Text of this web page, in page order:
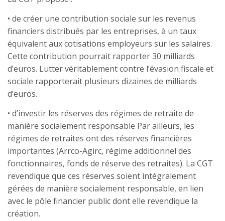
• de créer une contribution sociale sur les revenus
financiers distribués par les entreprises, à un taux
équivalent aux cotisations employeurs sur les salaires.
Cette contribution pourrait rapporter 30 milliards
d’euros. Lutter véritablement contre l’évasion fiscale et
sociale rapporterait plusieurs dizaines de milliards
d’euros.
• d’investir les réserves des régimes de retraite de
manière socialement responsable Par ailleurs, les
régimes de retraites ont des réserves financières
importantes (Arrco-Agirc, régime additionnel des
fonctionnaires, fonds de réserve des retraites). La CGT
revendique que ces réserves soient intégralement
gérées de manière socialement responsable, en lien
avec le pôle financier public dont elle revendique la
création.